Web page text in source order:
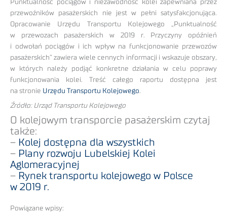
Punktualność pociągów i niezawodność kolei zapewniana przez
przewoźników pasażerskich nie jest w pełni satysfakcjonująca.
Opracowanie Urzędu Transportu Kolejowego „Punktualność
w przewozach pasażerskich w 2019 r. Przyczyny opóźnień
i odwołań pociągów i ich wpływ na funkcjonowanie przewozów
pasażerskich” zawiera wiele cennych informacji i wskazuje obszary,
w których należy podjąć konkretne działania w celu poprawy
funkcjonowania kolei. Treść całego raportu dostępna jest
na stronie Urzędu Transportu Kolejowego.
Źródło: Urząd Transportu Kolejowego
O kolejowym transporcie pasażerskim czytaj
także:
– Kolej dostępna dla wszystkich
– Plany rozwoju Lubelskiej Kolei
Aglomeracyjnej
– Rynek transportu kolejowego w Polsce
w 2019 r.
Powiązane wpisy: